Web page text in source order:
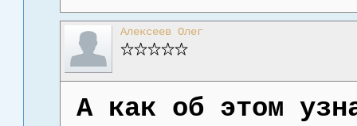
Алексеев Олег
А как об этом